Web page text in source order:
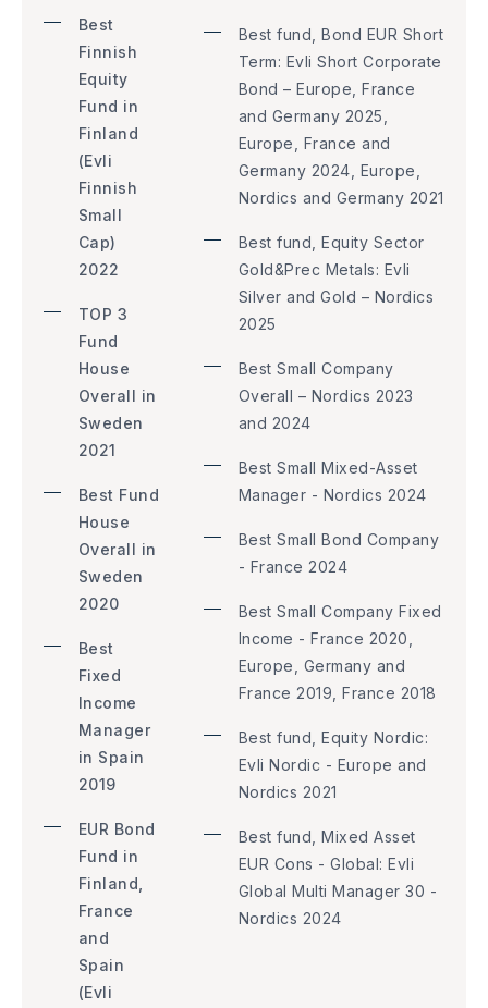
Best
Finnish
Equity
Fund in
Finland
(Evli
Finnish
Small
Cap)
2022
TOP 3
Fund
House
Overall in
Sweden
2021
Best Fund
House
Overall in
Sweden
2020
Best
Fixed
Income
Manager
in Spain
2019
EUR Bond
Fund in
Finland,
France
and
Spain
(Evli
Best fund, Bond EUR Short
Term: Evli Short Corporate
Bond – Europe, France
and Germany 2025,
Europe, France and
Germany 2024, Europe,
Nordics and Germany 2021
Best fund, Equity Sector
Gold&Prec Metals: Evli
Silver and Gold – Nordics
2025
Best Small Company
Overall – Nordics 2023
and 2024
Best Small Mixed-Asset
Manager - Nordics 2024
Best Small Bond Company
- France 2024
Best Small Company Fixed
Income - France 2020,
Europe, Germany and
France 2019, France 2018
Best fund, Equity Nordic:
Evli Nordic - Europe and
Nordics 2021
Best fund, Mixed Asset
EUR Cons - Global: Evli
Global Multi Manager 30 -
Nordics 2024